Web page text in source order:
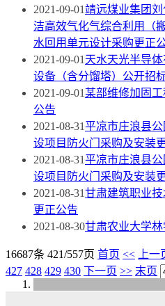
2021-09-01靖远煤业集团
洁高效气化气综合利用（
水回用单元设计采购更正
2021-09-01天水天光半导
设备（含分馏塔）公开招
2021-09-01某部维修加固
公告
2021-08-31平凉市庄浪县
设项目防火门采购及安装
2021-08-31平凉市庄浪县
设项目防火门采购及安装
2021-08-31甘肃建筑职业
更正公告
2021-08-30甘肃农业大学
16687条 421/557页 首页 << 上一
427 428 429 430 下一页 >> 末页